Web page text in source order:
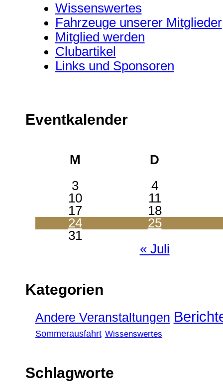
Wissenswertes
Fahrzeuge unserer Mitglieder
Mitglied werden
Clubartikel
Links und Sponsoren
Eventkalender
M
D
3
4
10
11
17
18
24
25
31
« Juli
Kategorien
Andere Veranstaltungen
Sommerausfahrt Wissenswertes
Schlagworte